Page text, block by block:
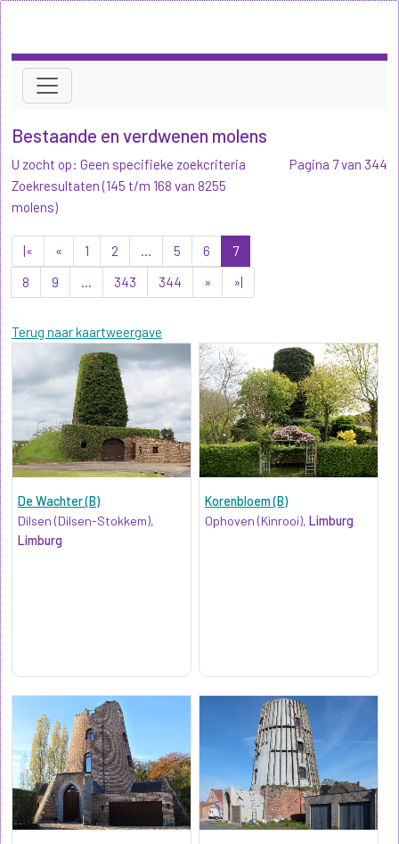
Bestaande en verdwenen molens
U zocht op: Geen specifieke zoekcriteria
Zoekresultaten (145 t/m 168 van 8255
molens)
|« « 1 2 ... 5 6
7
8
9 ... 343 344 » »|
Terug naar kaartweergave
Pagina 7 van 344
De Wachter (B)
Dilsen (Dilsen-Stokkem),
Limburg
Korenbloem (B)
Ophoven (Kinrooi),Limburg